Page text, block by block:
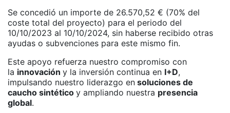
Se concedió un importe de 26.570,52 € (70% del
coste total del proyecto) para el periodo del
10/10/2023 al 10/10/2024, sin haberse recibido otras
ayudas o subvenciones para este mismo fin.
Este apoyo refuerza nuestro compromiso con
la innovación y la inversión continua en I+D,
impulsando nuestro liderazgo en soluciones de
caucho sintético y ampliando nuestra presencia
global.